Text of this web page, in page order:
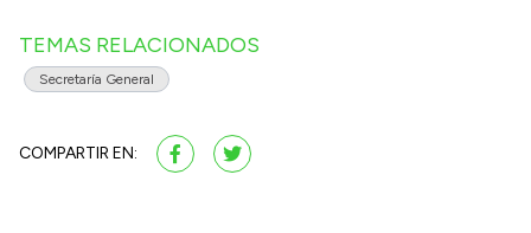
TEMAS RELACIONADOS
Secretaría General
COMPARTIR EN: